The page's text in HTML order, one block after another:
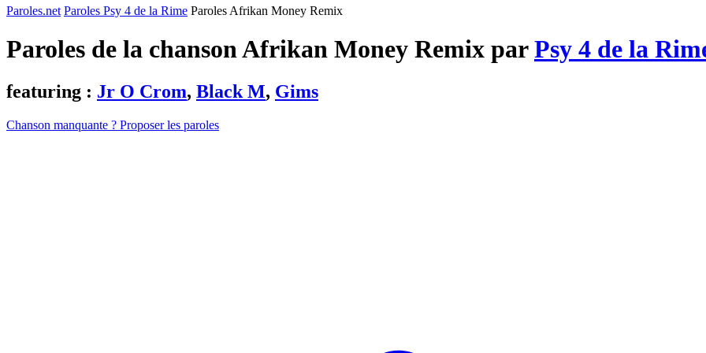
Paroles.net Paroles Psy 4 de la Rime Paroles Afrikan Money Remix
Paroles de la chanson Afrikan Money Remix parPsy 4 de la
featuring : Jr O Crom, Black M, Gims
Chanson manquante ? Proposer les paroles